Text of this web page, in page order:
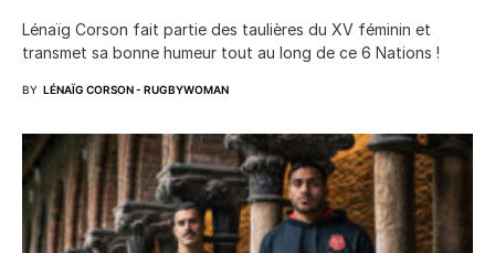
Lénaïg Corson fait partie des taulières du XV féminin et
transmet sa bonne humeur tout au long de ce 6 Nations !
BY LÉNAÏG CORSON - RUGBYWOMAN